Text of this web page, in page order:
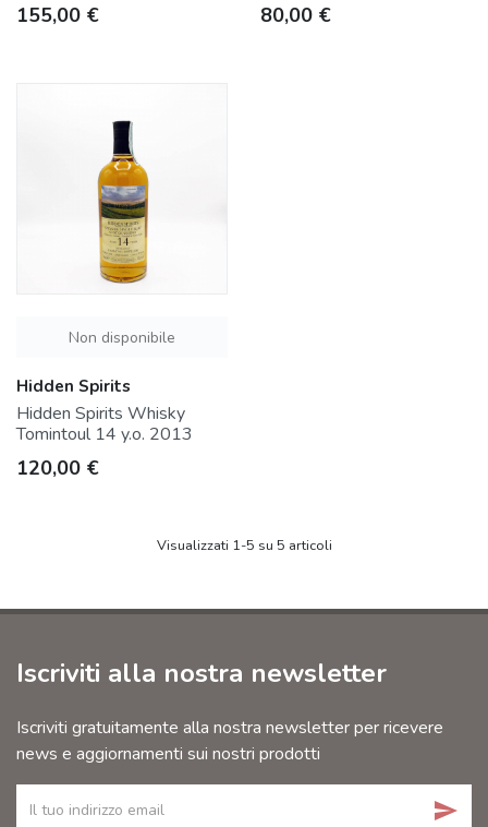
Prezzo
155,00 €
Prezzo
80,00 €
Non disponibile
Hidden Spirits
Hidden Spirits Whisky
Tomintoul 14 y.o. 2013
Prezzo
120,00 €
Visualizzati 1-5 su 5 articoli
Iscriviti alla nostra newsletter
Iscriviti gratuitamente alla nostra newsletter per ricevere
news e aggiornamenti sui nostri prodotti
send